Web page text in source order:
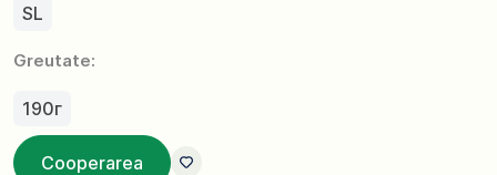
SL
Greutate:
190г
Cooperarea